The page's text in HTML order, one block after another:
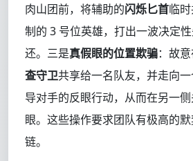
肉山团前，将辅助的闪烁匕首临
制的 3 号位英雄，打出一波决定
还。三是真假眼的位置欺骗：故
查守卫共享给一名队友，并走向
导对手的反眼行动，从而在另一
眼。这些操作要求团队有极高的
链。